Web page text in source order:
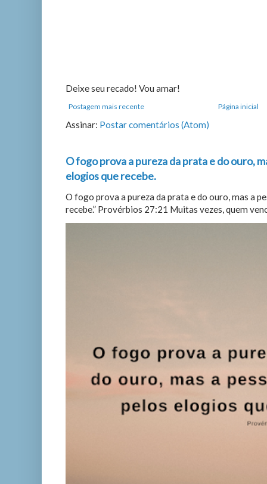
Deixe seu recado! Vou amar!
Postagem mais recente Página inicial
Assinar: Postar comentários (Atom)
O fogo prova a pureza da prata e do ouro,
elogios que recebe.
O fogo prova a pureza da prata e do ouro, mas a
recebe.” Provérbios 27:21 Muitas vezes, quem